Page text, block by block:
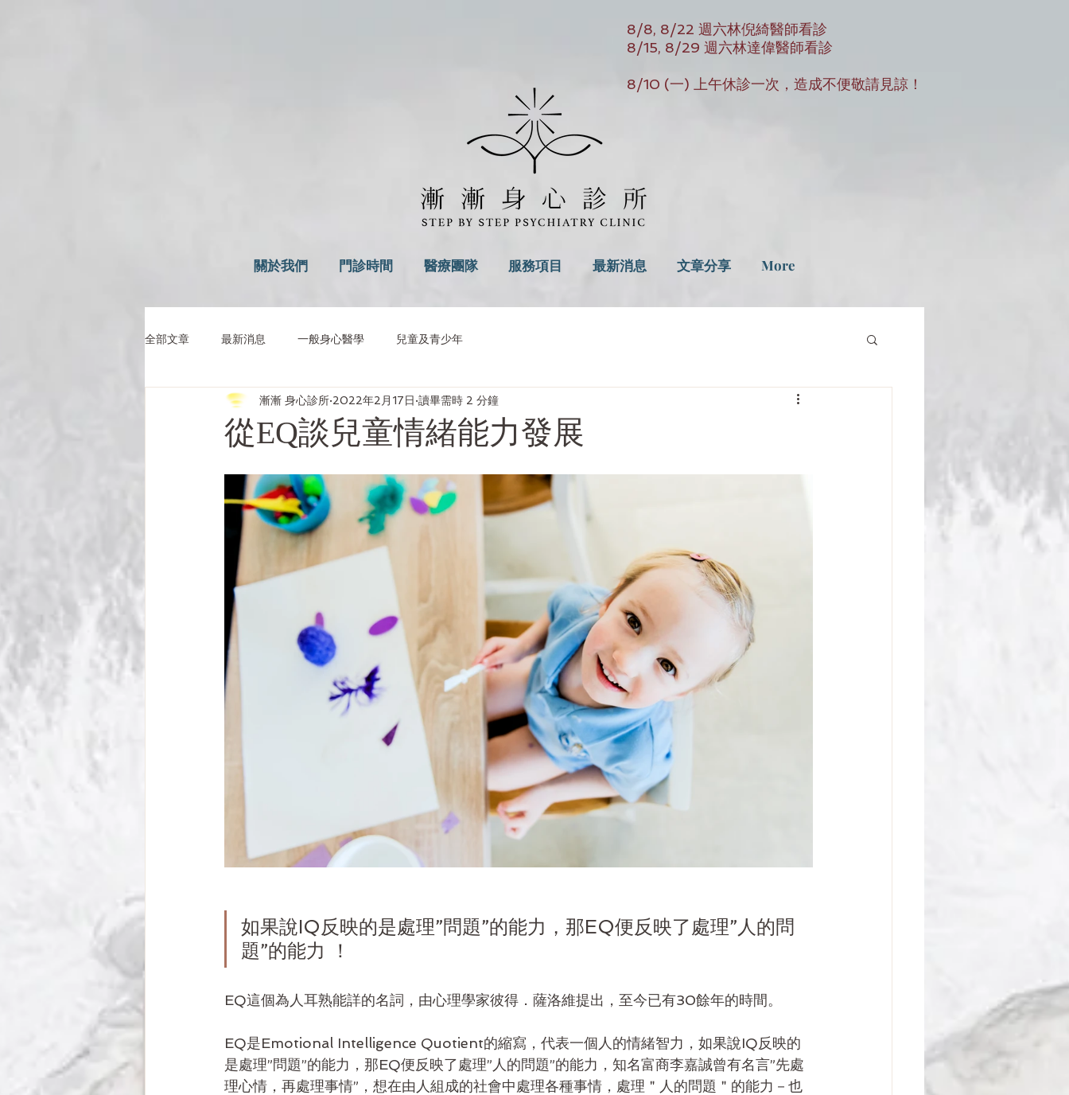
8/8, 8/22 週六林倪綺醫師看診
8/15, 8/29 週六林達偉醫師看診
8/10 (一) 上午休診一次，造成不便敬請見諒！
關於我們 門診時間 醫療團隊 服務項目 最新消息 文章分享 More
全部文章 最新消息 一般身心醫學 兒童及青少年
從EQ談兒童情緒能力發展
漸漸 身心診所 2022年2月17日 讀畢需時 2 分鐘
如果說IQ反映的是處理”問題”的能力，那EQ便反映了處理”人的問
題”的能力 ！
EQ這個為人耳熟能詳的名詞，由心理學家彼得．薩洛維提出，至今已有30餘年的時間。
EQ是Emotional Intelligence Quotient的縮寫，代表一個人的情緒智力，如果說IQ反映的
是處理”問題”的能力，那EQ便反映了處理”人的問題”的能力，知名富商李嘉誠曾有名言”先處
理心情，再處理事情”，想在由人組成的社會中處理各種事情，處理＂人的問題＂的能力－也